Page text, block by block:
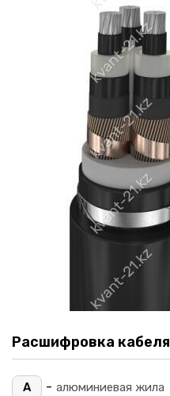
Расшифровка кабеля
А - алюминиевая жила